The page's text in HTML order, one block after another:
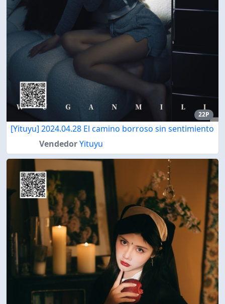
22P
[Yituyu] 2024.04.28 El camino borroso sin sentimiento
VendedorYituyu